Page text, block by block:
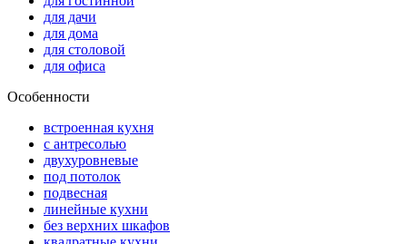
для дачи
для дома
для столовой
для офиса
Особенности
встроенная кухня
с антресолью
двухуровневые
под потолок
подвесная
линейные кухни
без верхних шкафов